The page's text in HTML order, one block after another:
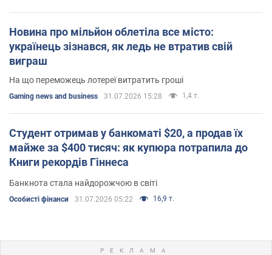
Новина про мільйон облетіла все місто:
українець зізнався, як ледь не втратив свій
виграш
На що переможець лотереї витратить гроші
Gaming news and business 31.07.2026 15:28 1,4 т.
Студент отримав у банкоматі $20, а продав їх
майже за $400 тисяч: як купюра потрапила до
Книги рекордів Гіннеса
Банкнота стала найдорожчою в світі
Особисті фінанси 31.07.2026 05:22 16,9 т.